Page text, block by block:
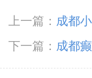
上一篇： 成都
治小儿突然抽
下一篇： 成都
导致癫痫?